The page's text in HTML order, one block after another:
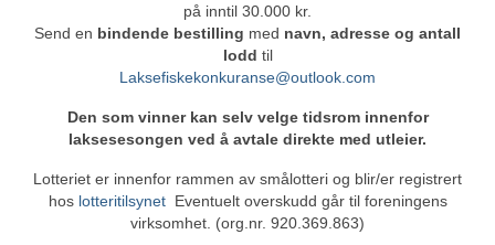
på inntil 30.000 kr.
Send en bindende bestilling med navn, adresse og antall
lodd til
Laksefiskekonkuranse@outlook.com
Den som vinner kan selv velge tidsrom innenfor
laksesesongen ved å avtale direkte med utleier.
Lotteriet er innenfor rammen av smålotteri og blir/er registrert
hoslotteritilsynet Eventuelt overskudd går til foreningens
virksomhet. (org.nr. 920.369.863)